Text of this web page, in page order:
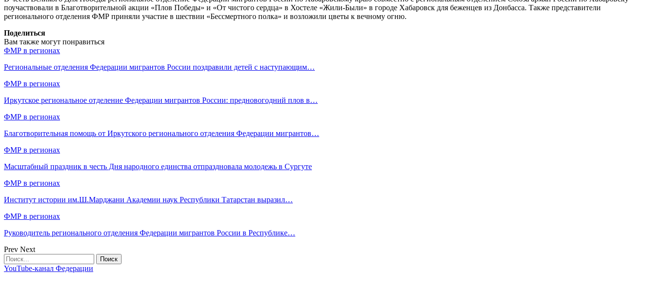
поучаствовали в Благотворительной акции «Плов Победы» и «От чистого сердца» в Хостеле «Жили-Были» в городе Хабаровск для беженцев из Донбасса. Также представители
регионального отделения ФМР приняли участие в шествии «Бессмертного полка» и возложили цветы к вечному огню.
Поделиться
Вам также могут понравиться
ФМР в регионах
Региональные отделения Федерации мигрантов России поздравили детей с наступающим…
ФМР в регионах
Иркутское региональное отделение Федерации мигрантов России: предновогодний плов в…
ФМР в регионах
Благотворительная помощь от Иркутского регионального отделения Федерации мигрантов…
ФМР в регионах
Масштабный праздник в честь Дня народного единства отпраздновала молодежь в Сургуте
ФМР в регионах
Институт истории им.Ш.Марджани Академии наук Республики Татарстан выразил…
ФМР в регионах
Руководитель регионального отделения Федерации мигрантов России в Республике…
Prev Next
YouTube-канал Федерации